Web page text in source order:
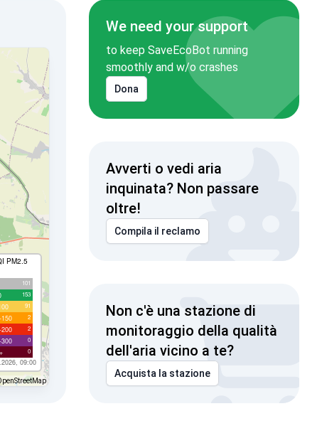
PM2.5
101
153
91
150 2
200 2
0
0
09:00
We need your support
to keep SaveEcoBot running
smoothly and w/o crashes
Dona
Avverti o vedi aria
inquinata? Non passare
oltre!
Compila il reclamo
Non c'è una stazione di
monitoraggio della qualità
dell'aria vicino a te?
Acquista la stazione